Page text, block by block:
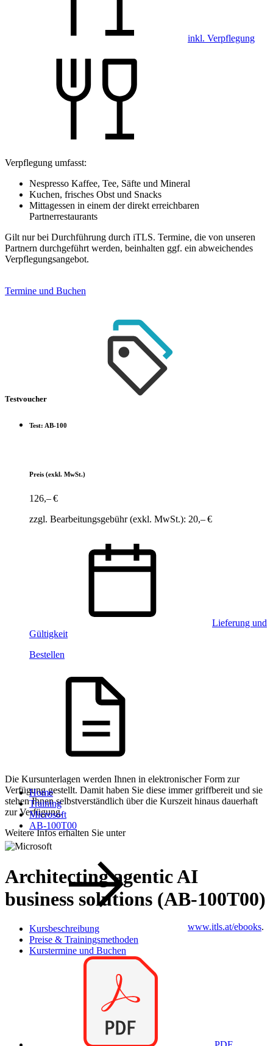
inkl. Verpflegung
Verpflegung umfasst:
Nespresso Kaffee, Tee, Säfte und Mineral
Kuchen, frisches Obst und Snacks
Mittagessen in einem der direkt erreichbaren
Partnerrestaurants
Gilt nur bei Durchführung durch iTLS. Termine, die von unseren
Partnern durchgeführt werden, beinhalten ggf. ein abweichendes
Verpflegungsangebot.
Termine und Buchen
Testvoucher
Test: AB-100
Preis (exkl. MwSt.)
126,– €
zzgl. Bearbeitungsgebühr (exkl. MwSt.): 20,– €
Lieferung und
Gültigkeit
Bestellen
Die Kursunterlagen werden Ihnen in elektronischer Form zur
Verfügung gestellt. Damit haben Sie diese immer griffbereit und sie
stehen Ihnen selbstverständlich über die Kurszeit hinaus dauerhaft
zur Verfügung.
Weitere Infos erhalten Sie unter
www.itls.at/ebooks.
Home
Training
Microsoft
AB-100T00
Architecting agentic AI
business solutions (AB-100T00)
Kursbeschreibung
Preise & Trainingsmethoden
Kurstermine und Buchen